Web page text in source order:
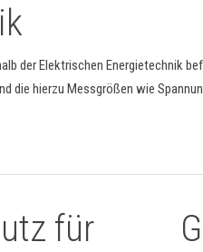
der Elektrischen Energietechnik
die hierzu Messgrößen wie
für